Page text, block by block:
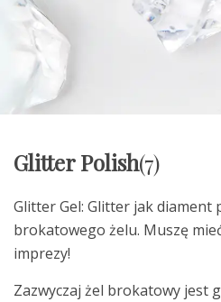
Glitter Polish(7)
Glitter Gel: Glitter jak diament
brokatowego żelu. Muszę
imprezy!
Zazwyczaj żel brokatowy jest